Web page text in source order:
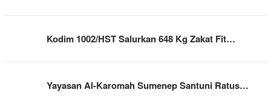
Kodim 1002/HST Salurkan 648 Kg Zakat Fit…
Yayasan Al-Karomah Sumenep Santuni Ratus…